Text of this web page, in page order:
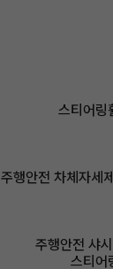
스티어링
주행안전 차체자세
주행안전 샤
스티어